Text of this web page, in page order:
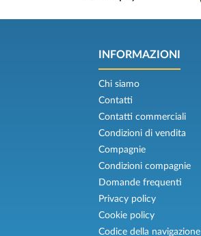
INFORMAZIONI
Chi siamo
Contatti
Contatti commerciali
Condizioni di vendita
Compagnie
Condizioni compagnie
Domande frequenti
Privacy policy
Cookie policy
Codice della navigazione